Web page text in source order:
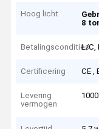
Hoog licht
8
BetalingsconditiesL/C,
Certificering CE ,
Levering
vermogen